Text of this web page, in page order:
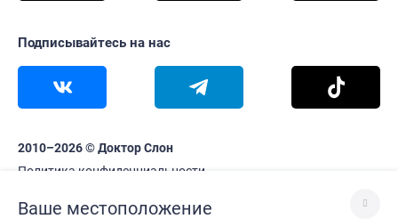
Подписывайтесь на нас
2010–2026 © Доктор Слон
Политика конфиденциальности
публичной офертой
Ваше местоположение